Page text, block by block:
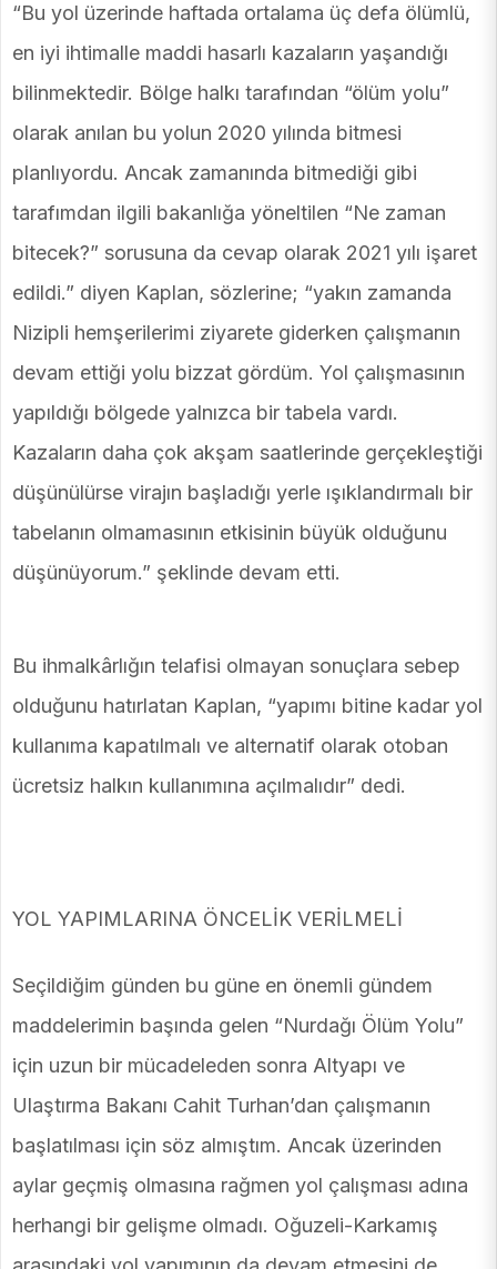
“Bu yol üzerinde haftada ortalama üç defa ölümlü,
en iyi ihtimalle maddi hasarlı kazaların yaşandığı
bilinmektedir. Bölge halkı tarafından “ölüm yolu”
olarak anılan bu yolun 2020 yılında bitmesi
planlıyordu. Ancak zamanında bitmediği gibi
tarafımdan ilgili bakanlığa yöneltilen “Ne zaman
bitecek?” sorusuna da cevap olarak 2021 yılı işaret
edildi.” diyen Kaplan, sözlerine; “yakın zamanda
Nizipli hemşerilerimi ziyarete giderken çalışmanın
devam ettiği yolu bizzat gördüm. Yol çalışmasının
yapıldığı bölgede yalnızca bir tabela vardı.
Kazaların daha çok akşam saatlerinde gerçekleştiği
düşünülürse virajın başladığı yerle ışıklandırmalı bir
tabelanın olmamasının etkisinin büyük olduğunu
düşünüyorum.” şeklinde devam etti.
Bu ihmalkârlığın telafisi olmayan sonuçlara sebep
olduğunu hatırlatan Kaplan, “yapımı bitine kadar yol
kullanıma kapatılmalı ve alternatif olarak otoban
ücretsiz halkın kullanımına açılmalıdır” dedi.
YOL YAPIMLARINA ÖNCELİK VERİLMELİ
Seçildiğim günden bu güne en önemli gündem
maddelerimin başında gelen “Nurdağı Ölüm Yolu”
için uzun bir mücadeleden sonra Altyapı ve
Ulaştırma Bakanı Cahit Turhan’dan çalışmanın
başlatılması için söz almıştım. Ancak üzerinden
aylar geçmiş olmasına rağmen yol çalışması adına
herhangi bir gelişme olmadı. Oğuzeli-Karkamış